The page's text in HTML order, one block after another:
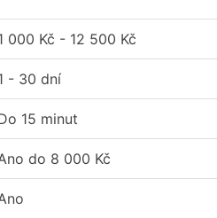
000 Kč - 12 500 Kč
- 30 dní
15 minut
do 8 000 Kč